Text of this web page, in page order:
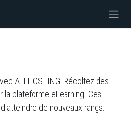
AIT.HOSTING. Récoltez des
la plateforme eLearning. Ces
de nouveaux rangs.